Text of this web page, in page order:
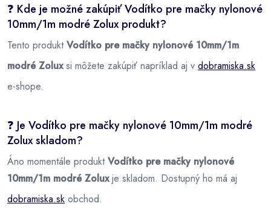
❓ Kde je možné zakúpiť Vodítko pre mačky nylonové
10mm/1m modré Zolux produkt?
Tento produktVodítko pre mačky nylonové 10mm/1m
modré Zoluxsi môžete zakúpiť napríklad aj v dobramiska.sk
e-shope.
❓ Je Vodítko pre mačky nylonové 10mm/1m modré
Zolux skladom?
Áno momentále produktVodítko pre mačky nylonové
10mm/1m modré Zoluxje skladom. Dostupný ho má aj
dobramiska.sk obchod.